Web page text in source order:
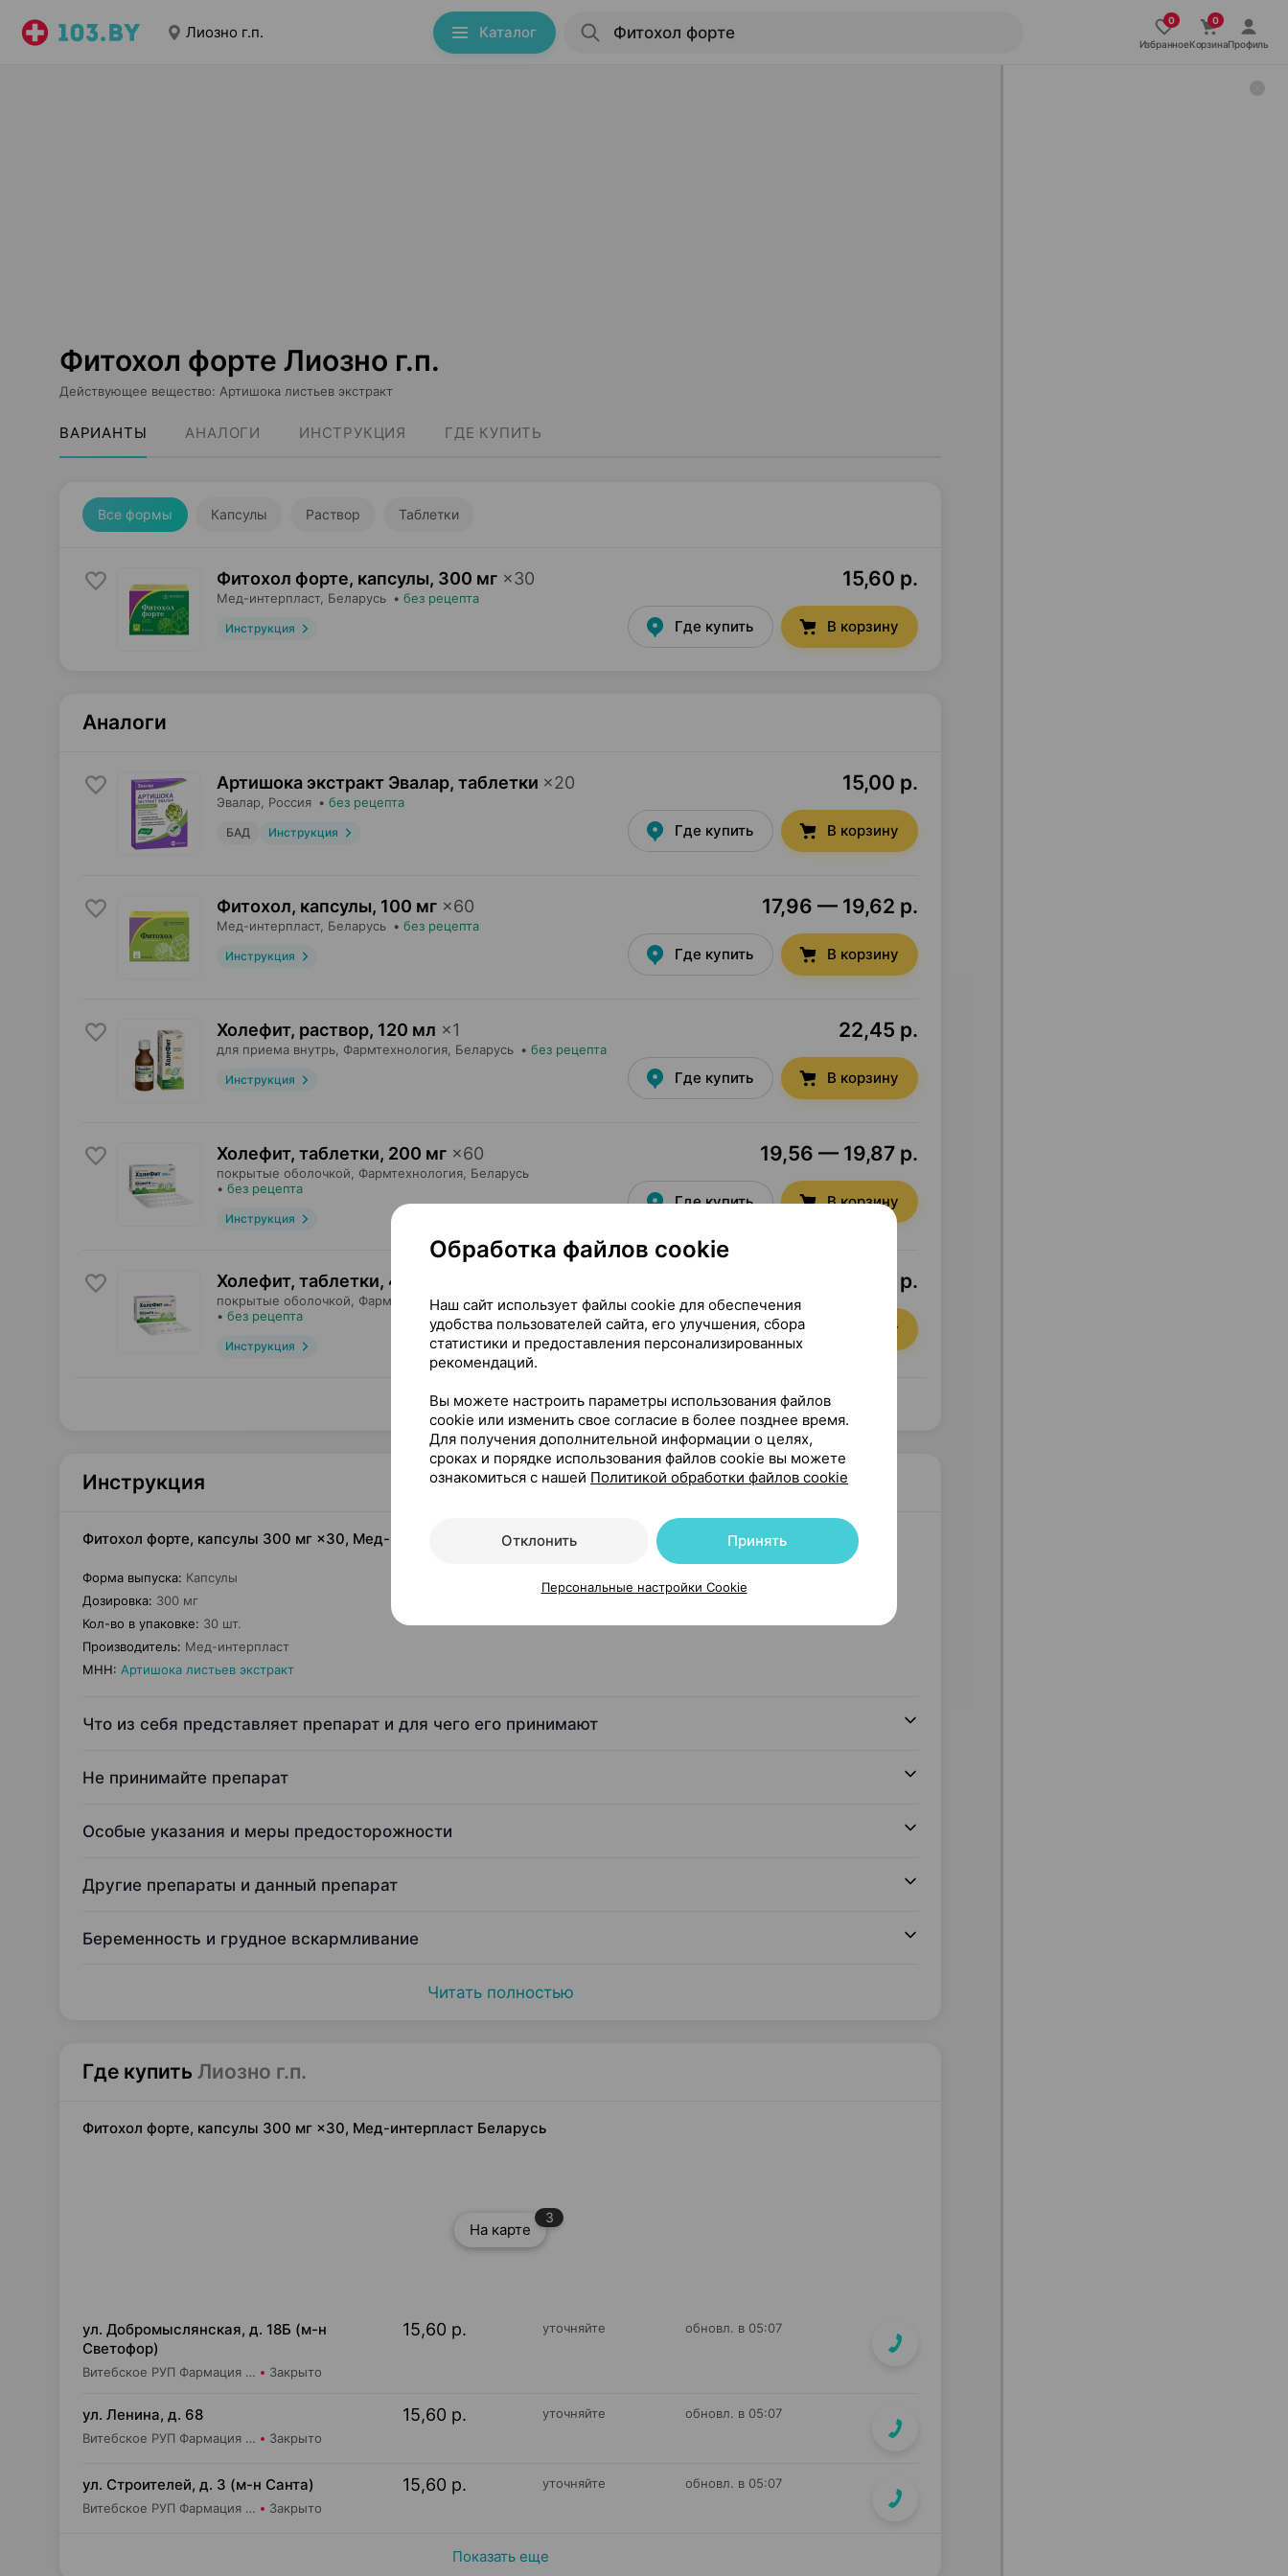
Лиозно г.п. Каталог
ИзбранноеКорзинаПрофиль
Фитохол форте Лиозно г.п.
Действующее вещество: Артишока листьев экстракт
ВАРИАНТЫ АНАЛОГИ ИНСТРУКЦИЯ ГДЕ КУПИТЬ
Все формы Капсулы Раствор Таблетки
Фитохол форте, капсулы, 300 мг ×30
Мед-интерпласт, Беларусь • без рецепта
Инструкция
15,60 р.
Где купить В корзину
Аналоги
Артишока экстракт Эвалар, таблетки ×20
Эвалар , Россия • без рецепта
БАД Инструкция
15,00 р.
Где купить В корзину
Фитохол, капсулы, 100 мг ×60
Мед-интерпласт, Беларусь • без рецепта
Инструкция
17,96 — 19,62 р.
Где купить В корзину
Холефит, раствор, 120 мл ×1
для приема внутрь, Фармтехнология , Беларусь • без рецепта
Инструкция
22,45 р.
Где купить В корзину
Холефит, таблетки, 200 мг ×60
покрытые оболочкой, Фармтехнология , Беларусь
• без рецепта
Инструкция
19,56 — 19,87 р.
Где купить В корзину
Холефит, таблетки, 400 мг
покрытые оболочкой, Фармтехнология , Беларусь
• без рецепта
Инструкция
20,31 р.
Где купить В корзину
Показать еще
Инструкция
Фитохол форте, капсулы 300 мг ×30, Мед-интерпласт Беларусь
Форма выпуска: Капсулы
Дозировка: 300 мг
Кол-во в упаковке: 30 шт.
Производитель: Мед-интерпласт
МНН: Артишока листьев экстракт
Что из себя представляет препарат и для чего его принимают
Не принимайте препарат
Особые указания и меры предосторожности
Другие препараты и данный препарат
Беременность и грудное вскармливание
Читать полностью
Где купить Лиозно г.п.
Фитохол форте, капсулы 300 мг ×30, Мед-интерпласт Беларусь
На карте
3
ул. Добромыслянская, д. 18Б (м-н
Светофор)
Витебское РУП Фармация Аптека №403 Закрыто
15,60 р. уточняйте обновл. в 05:07
ул. Ленина, д. 68
Витебское РУП Фармация Центральная районная аптека №16 Закрыто
15,60 р. уточняйте обновл. в 05:07
ул. Строителей, д. 3 (м-н Санта)
Витебское РУП Фармация Аптека №405 Закрыто
15,60 р. уточняйте обновл. в 05:07
Показать еще
Обработка файлов cookie
Наш сайт использует файлы cookie для обеспечения
удобства пользователей сайта, его улучшения, сбора
статистики и предоставления персонализированных
рекомендаций.
Вы можете настроить параметры использования файлов
cookie или изменить свое согласие в более позднее время.
Для получения дополнительной информации о целях,
сроках и порядке использования файлов cookie вы можете
ознакомиться с нашей Политикой обработки файлов cookie
Отклонить Принять
Персональные настройки Cookie